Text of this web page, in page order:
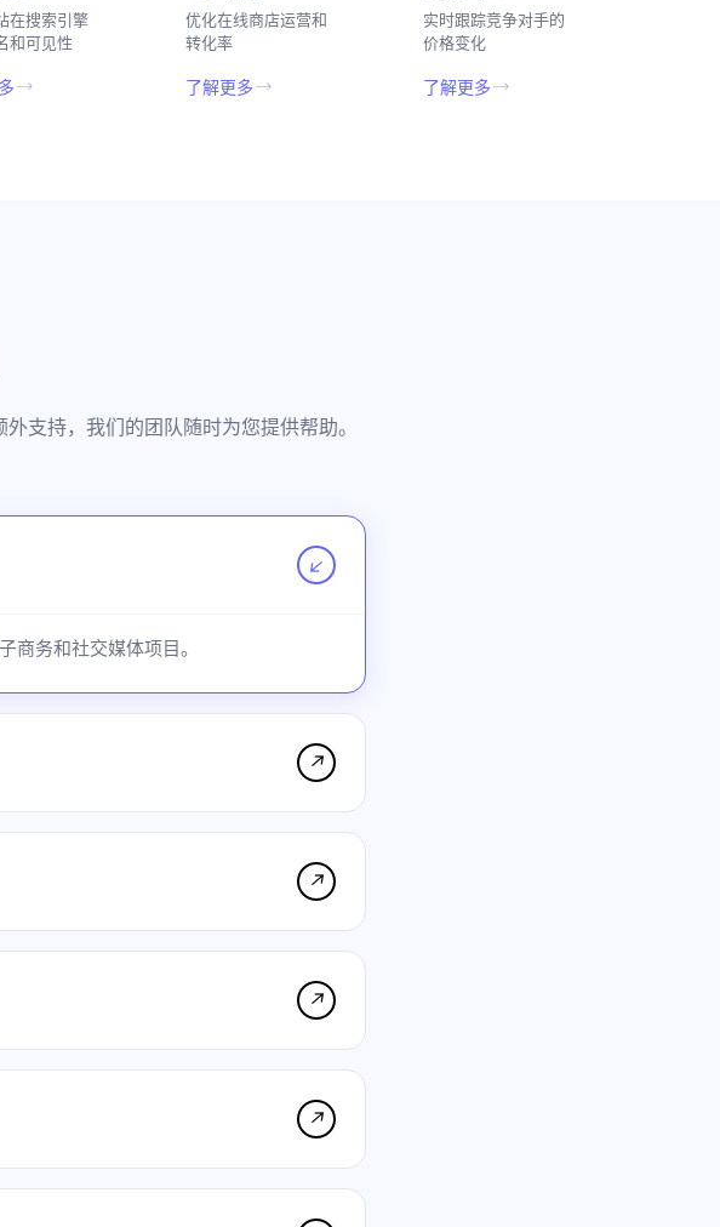
在搜索引擎
和可见性
优化在线商店运营和
转化率
了解更多
实时跟踪竞争对手的
价格变化
了解更多
支持，我们的团队随时为您提供帮助。
↗
商务和社交媒体项目。
↗
↗
↗
↗